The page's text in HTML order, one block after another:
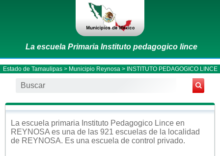
La escuela Primaria Instituto pedagogico lince
Estado de Tamaulipas> Municipio Reynosa > INSTITUTO PEDAGOGICO LINCE
La escuela primaria Instituto Pedagogico Lince en
REYNOSA es una de las 921 escuelas de la localidad
de REYNOSA. Es una escuela de control privado.